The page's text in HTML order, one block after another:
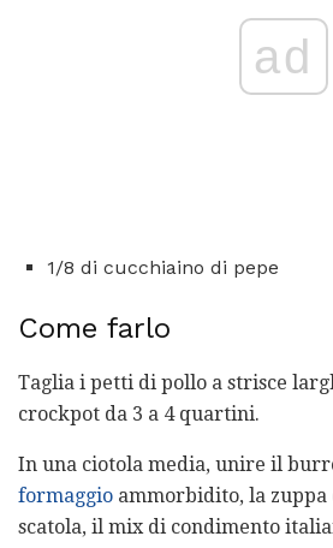
ad
1/8 di cucchiaino di pepe
Come farlo
Taglia i petti di pollo a strisce
crockpot da 3 a 4 quartini.
In una ciotola media, unire il
formaggio ammorbidito, la zuppa
scatola, il mix di condimento